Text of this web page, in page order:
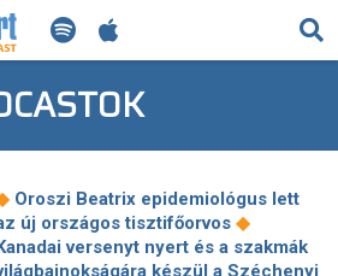
KERESÉS
Oroszi Beatrix epidemiológus lett
új országos tisztifőorvos ◆
versenyt nyert és a szakmák
készül a Széchenyi